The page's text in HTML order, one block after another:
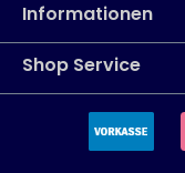
Informationen
Shop Service